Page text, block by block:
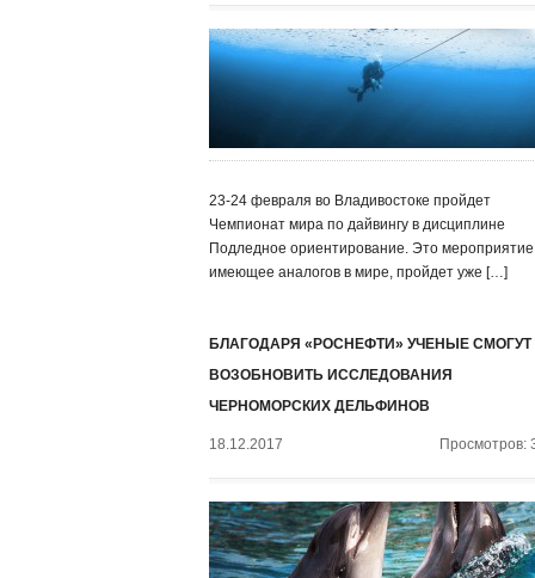
23-24 февраля во Владивостоке пройдет
Чемпионат мира по дайвингу в дисциплине
Подледное ориентирование. Это
имеющее аналогов в мире, пройдет уже […]
БЛАГОДАРЯ «РОСНЕФТИ» УЧЕНЫЕ СМОГУТ
ВОЗОБНОВИТЬ ИССЛЕДОВАНИЯ
ЧЕРНОМОРСКИХ ДЕЛЬФИНОВ
18.12.2017 Просмотров: